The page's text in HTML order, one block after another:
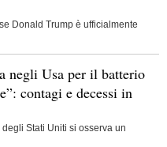
Donald Trump è ufficialmente
negli Usa per il batterio
contagi e decessi in
Stati Uniti si osserva un